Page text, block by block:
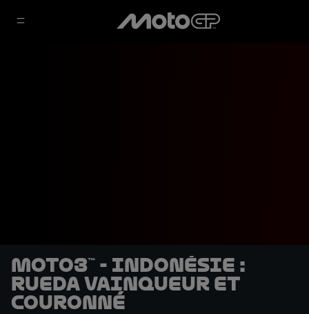
Moto3™ - Indonésie :
Rueda vainqueur et
couronné